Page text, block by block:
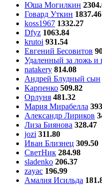
Юша Могилкин
Говард Уткин 1837.46
koss1967 1332.27
Dfyz 1063.84
krutoi 931.54
Евгений Бесовитов
Удаленный за ложь и
natakery 814.08
Андрей Блудный сын
Карпенко 509.82
Орлуня 481.32
Мария Мирабелла
Александр Лириков
Лиза Биянова 328.47
jozi 311.80
Иван Близнец 309.50
СветНик 284.98
sladenko 206.37
zayac 196.99
Амалия Исильда